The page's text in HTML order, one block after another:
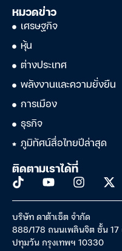
หมวดข่าว
เศรษฐกิจ
หุ้น
ต่างประเทศ
พลังงานและความยั่งยืน
การเมือง
ธุรกิจ
ภูมิทัศน์สื่อไทยปีล่าสุด
ติดตามเราได้ที่
บริษัท ดาต้าเซ็ต จำกัด
888/178 ถนนเพลินจิต ชั้น 17
ปทุมวัน กรุงเทพฯ 10330